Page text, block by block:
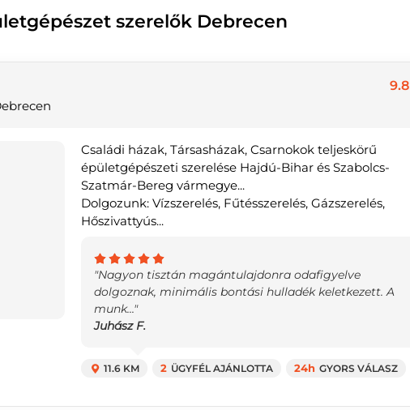
szerelők Debrecen
9.8
Családi házak, Társasházak, Csarnokok teljeskörű
épületgépészeti szerelése Hajdú-Bihar és Szabolcs-
Szatmár-Bereg vármegye...
Dolgozunk: Vízszerelés, Fűtésszerelés, Gázszerelés,
Hőszivattyús...
"Nagyon tisztán magántulajdonra odafigyelve
dolgoznak, minimális bontási hulladék keletkezett. A
munk..."
Juhász F.
11.6 KM 2 ÜGYFÉL AJÁNLOTTA 24h GYORS VÁLASZ